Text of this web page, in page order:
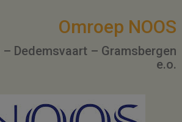
Omroep NOOS
Dedemsvaart – Gramsbergen
e.o.